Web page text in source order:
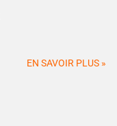
EN SAVOIR PLUS »